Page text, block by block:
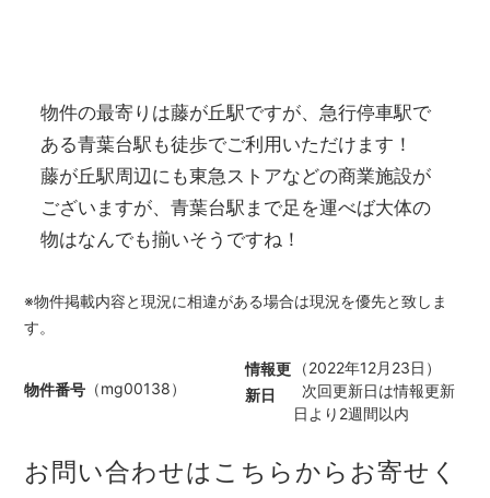
物件の最寄りは藤が丘駅ですが、急行停車駅で
ある青葉台駅も徒歩でご利用いただけます！
藤が丘駅周辺にも東急ストアなどの商業施設が
ございますが、青葉台駅まで足を運べば大体の
物はなんでも揃いそうですね！
※物件掲載内容と現況に相違がある場合は現況を優先と致しま
す。
物件番号 （mg00138）
情報更
新日
（2022年12月23日）
次回更新日は情報更新
日より2週間以内
お問い合わせはこちらからお寄せく